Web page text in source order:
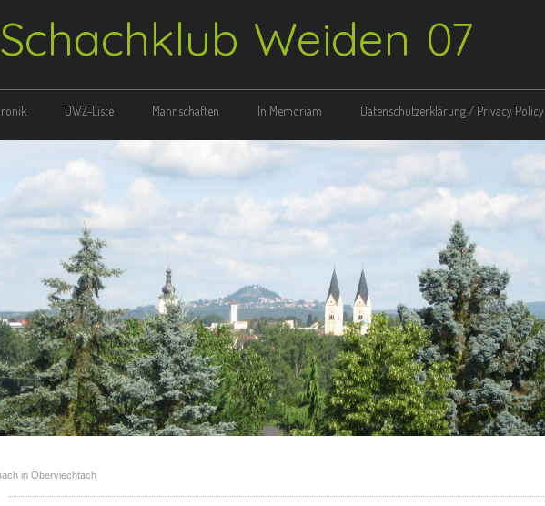
Schachklub Weiden 07
DWZ-Liste Mannschaften In Memoriam Datenschutzerklärung / Privacy Policy
in Oberviechtach